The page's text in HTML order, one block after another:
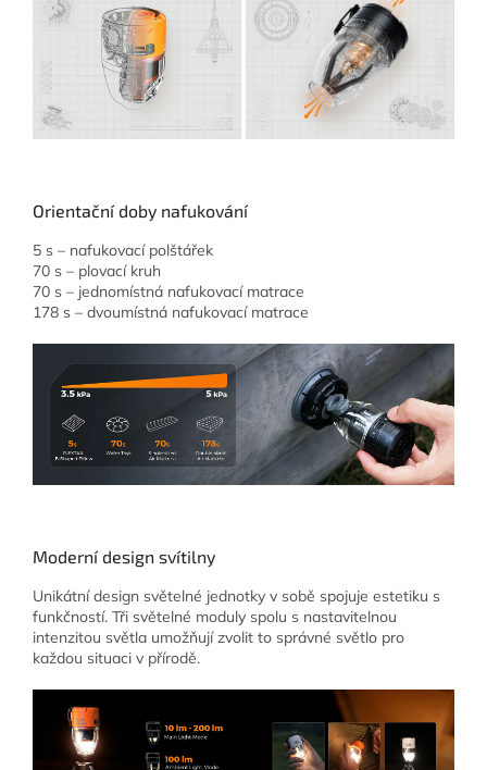
Orientační doby nafukování
5 s – nafukovací polštářek
70 s – plovací kruh
70 s – jednomístná nafukovací matrace
178 s – dvoumístná nafukovací matrace
Moderní design svítilny
Unikátní design světelné jednotky v sobě spojuje estetiku s
funkčností. Tři světelné moduly spolu s nastavitelnou
intenzitou světla umožňují zvolit to správné světlo pro
každou situaci v přírodě.